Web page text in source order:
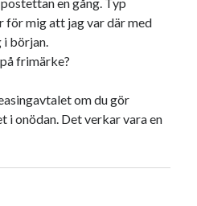
för mig att jag var där med
i början.
frimärke?
om du gör
i onödan. Det verkar vara en